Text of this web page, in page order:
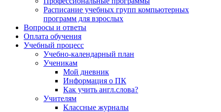
Расписание учебных групп компьютерных
программ для взрослых
Вопросы и ответы
Оплата обучения
Учебный процесс
Учебно-календарный план
Ученикам
Мой дневник
Информация о ПК
Как учить англ.слова?
Учителям
Классные журналы